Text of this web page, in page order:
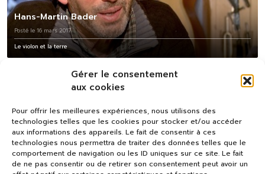
Gérer le consentement
aux cookies
Pour offrir les meilleures expériences, nous utilisons des
technologies telles que les cookies pour stocker et/ou accéder
aux informations des appareils. Le fait de consentir à ces
technologies nous permettra de traiter des données telles que le
comportement de navigation ou les ID uniques sur ce site. Le fait
de ne pas consentir ou de retirer son consentement peut avoir un
Hans-Martin Bader
Posté le 16 mars 2017
Le violon et la terre